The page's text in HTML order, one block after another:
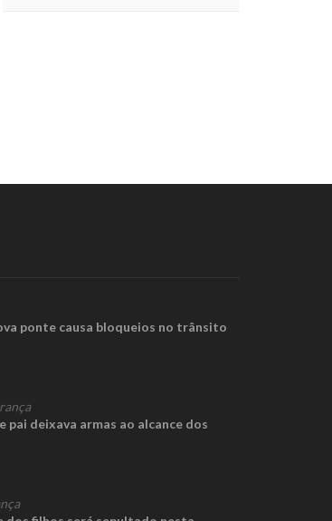
ponte causa bloqueios no trânsito
pai deixava armas ao alcance dos